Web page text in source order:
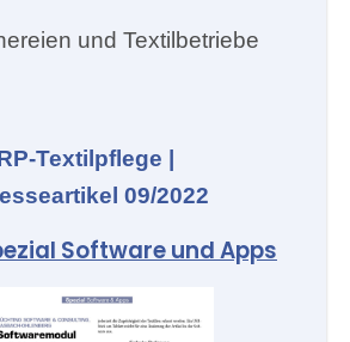
und Textilbetriebe
Textilpflege |
09/2022
Software und Apps